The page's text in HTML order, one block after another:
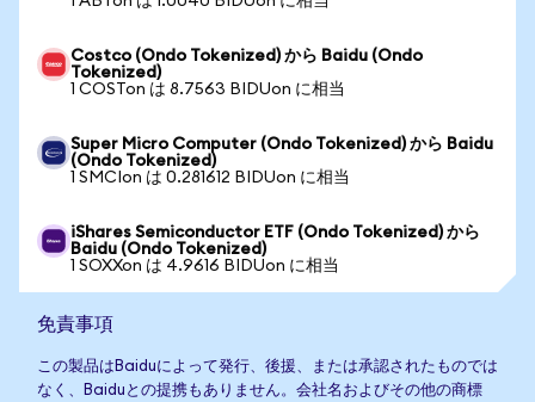
Costco (Ondo Tokenized) から Baidu (Ondo
Tokenized)
1 COSTon は 8.7563 BIDUon に相当
Super Micro Computer (Ondo Tokenized) から Baidu
(Ondo Tokenized)
1 SMCIon は 0.281612 BIDUon に相当
iShares Semiconductor ETF (Ondo Tokenized) から
Baidu (Ondo Tokenized)
1 SOXXon は 4.9616 BIDUon に相当
免責事項
この製品はBaiduによって発行、後援、または承認されたものでは
なく、Baiduとの提携もありません。会社名およびその他の商標